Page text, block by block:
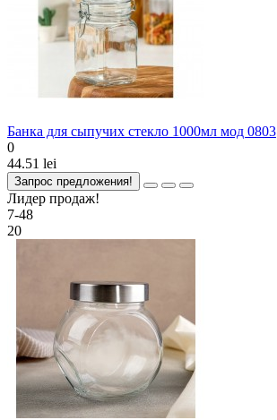
Банка для сыпучих стекло 1000мл мод 0803
0
44.51 lei
Запрос предложения!
Лидер продаж!
7-48
20